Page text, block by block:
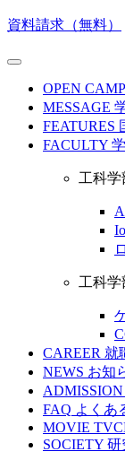
資料請求（無料）
OPEN
MESSAGE
FEATURES
FACULTY
工科
工科
CAREER 就
NEWS お知
ADMISSION
FAQ よくあ
MOVIE
SOCIETY 研